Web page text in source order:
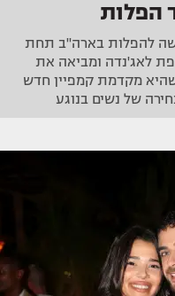
הפלות
להפלות בארה"ב תחת
לאג'נדה ומביאה את
מקדמת קמפיין חדש
של נשים בנוגע